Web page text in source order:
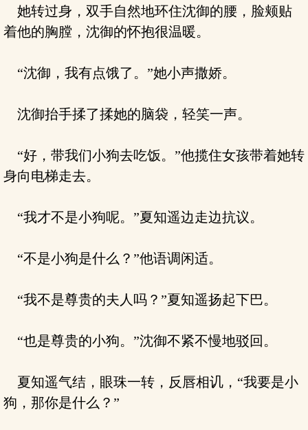
她转过身，双手自然地环住沈御的腰，脸颊贴
着他的胸膛，沈御的怀抱很温暖。
“沈御，我有点饿了。”她小声撒娇。
沈御抬手揉了揉她的脑袋，轻笑一声。
“好，带我们小狗去吃饭。”他揽住女孩带着她转
身向电梯走去。
“我才不是小狗呢。”夏知遥边走边抗议。
“不是小狗是什么？”他语调闲适。
“我不是尊贵的夫人吗？”夏知遥扬起下巴。
“也是尊贵的小狗。”沈御不紧不慢地驳回。
夏知遥气结，眼珠一转，反唇相讥，“我要是小
狗，那你是什么？”